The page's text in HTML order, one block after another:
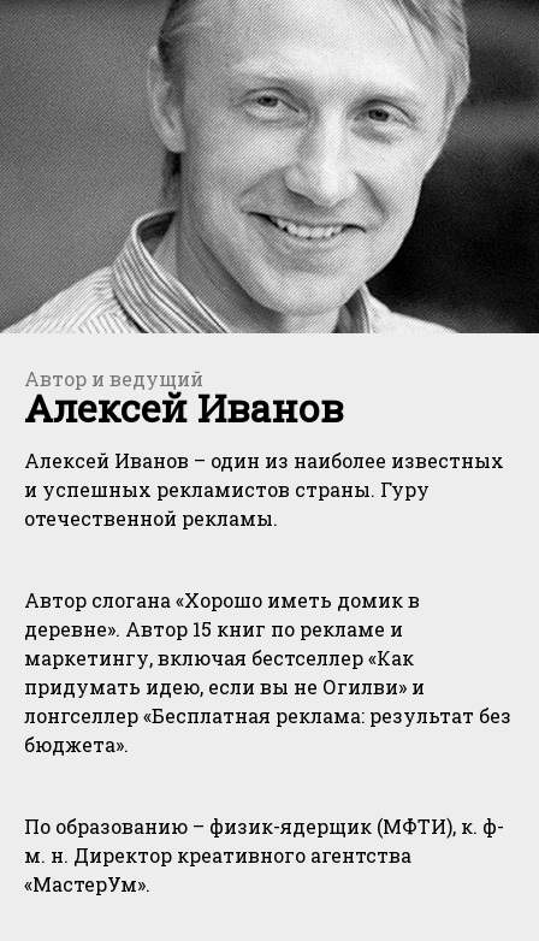
Автор и ведущий
Алексей Иванов
Алексей Иванов – один из наиболее известных
и успешных рекламистов страны. Гуру
отечественной рекламы.
Автор слогана «Хорошо иметь домик в
деревне». Автор 15 книг по рекламе и
маркетингу, включая бестселлер «Как
придумать идею, если вы не Огилви» и
лонгселлер «Бесплатная реклама: результат без
бюджета».
По образованию – физик-ядерщик (МФТИ), к. ф-
м. н. Директор креативного агентства
«МастерУм».